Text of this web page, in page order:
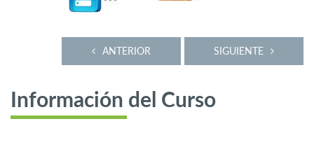
SIGUIENTE
ANTERIOR
Información del Curso